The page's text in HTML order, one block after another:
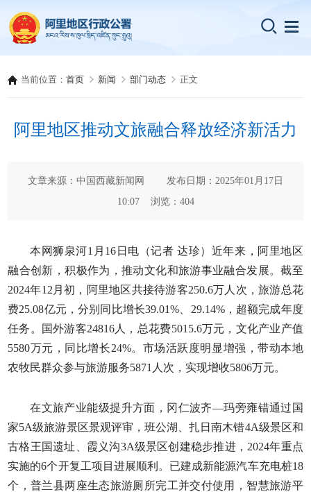
当前位置：首页 新闻 部门动态 正文
阿里地区推动文旅融合释放经济新活力
文章来源：中国西藏新闻网 发布日期：2025年01月17日
10:07 浏览： 404
本网狮泉河1月16日电（记者 达珍）近年来，阿里地区
融合创新，积极作为，推动文化和旅游事业融合发展。截至
2024年12月初，阿里地区共接待游客250.6万人次，旅游总花
费25.08亿元，分别同比增长39.01%、29.14%，超额完成年度
任务。国外游客24816人，总花费5015.6万元，文化产业产值
5580万元，同比增长24%。市场活跃度明显增强，带动本地
农牧民群众参与旅游服务5871人次，实现增收5806万元。
在文旅产业能级提升方面，冈仁波齐—玛旁雍错通过国
家5A级旅游景区景观评审，班公湖、扎日南木错4A级景区和
古格王国遗址、霞义沟3A级景区创建稳步推进，2024年重点
实施的6个开复工项目进展顺利。已建成新能源汽车充电桩18
个，普兰县两座生态旅游厕所完工并交付使用，智慧旅游平